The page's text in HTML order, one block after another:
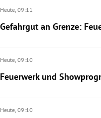
Heute, 09:11
Gefahrgut an Grenze:
Heute, 09:10
Feuerwerk und
Heute, 09:10